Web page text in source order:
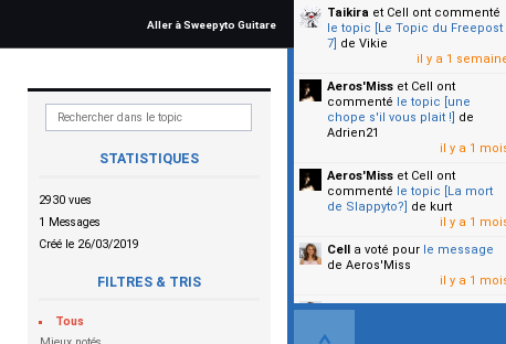
Aller à Sweepyto Guitare
STATISTIQUES
2930 vues
1 Messages
Créé le 26/03/2019
FILTRES & TRIS
Tous
Taikira et Cell ont commenté
le topic [Le Topic du Freepost
7] de Vikie
il y a 1
Aeros'Miss et Cell ont
commenté le topic [une
chope s'il vous plait !] de
Adrien21
il y a 1
Aeros'Miss et Cell ont
commenté le topic [La mort
de Slappyto?] de kurt
il y a 1
Cell a voté pour le message
de Aeros'Miss
il y a 1
Cella voté pourle message